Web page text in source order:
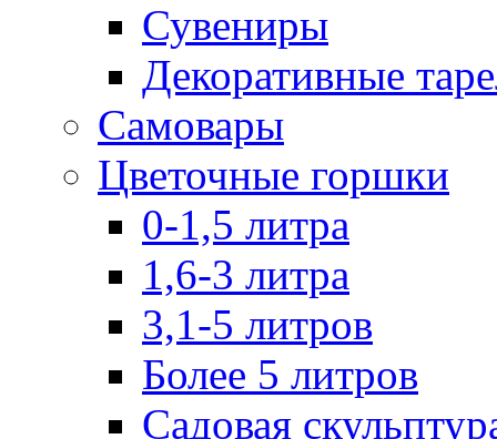
Сувениры
Декоративные
Самовары
Цветочные горшки
0-1,5 литра
1,6-3 литра
3,1-5 литров
Более 5 литров
Садовая